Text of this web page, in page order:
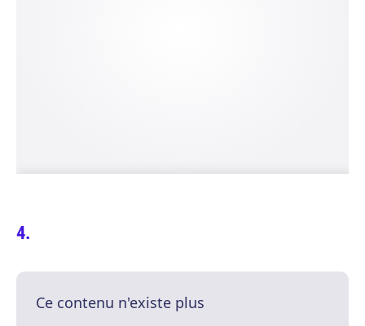
Ce contenu n'existe plus